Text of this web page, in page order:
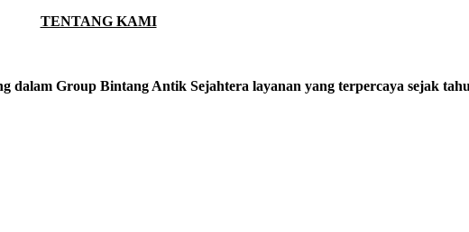
TENTANG KAMI
Group Bintang Antik Sejahtera layanan yang terpercaya sejak